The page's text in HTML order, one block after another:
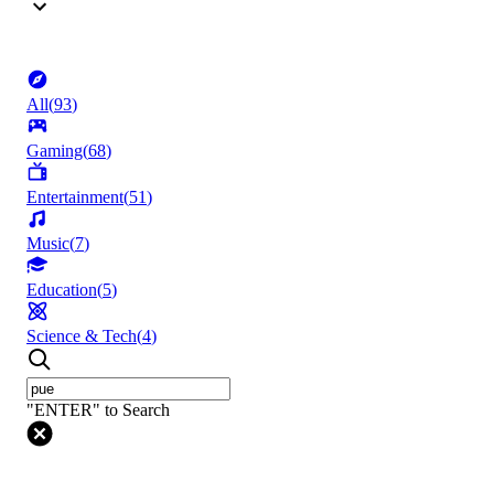
All(93)
Gaming(68)
Entertainment(51)
Music(7)
Education(5)
Science & Tech(4)
"ENTER" to Search